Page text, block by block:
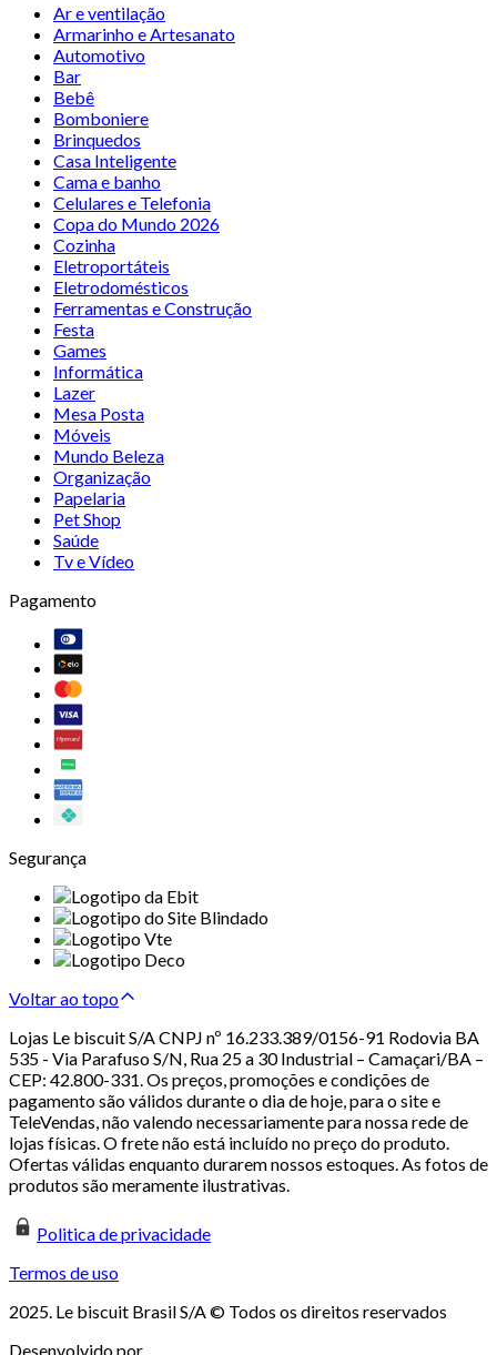
Ar e ventilação
Armarinho e Artesanato
Automotivo
Bar
Bebê
Bomboniere
Brinquedos
Casa Inteligente
Cama e banho
Celulares e Telefonia
Copa do Mundo 2026
Cozinha
Eletroportáteis
Eletrodomésticos
Ferramentas e Construção
Festa
Games
Informática
Lazer
Mesa Posta
Móveis
Mundo Beleza
Organização
Papelaria
Pet Shop
Saúde
Tv e Vídeo
Pagamento
Segurança
Voltar ao topo
Lojas Le biscuit S/A CNPJ nº 16.233.389/0156-91 Rodovia BA
535 - Via Parafuso S/N, Rua 25 a 30 Industrial – Camaçari/BA –
CEP: 42.800-331. Os preços, promoções e condições de
pagamento são válidos durante o dia de hoje, para o site e
TeleVendas, não valendo necessariamente para nossa rede de
lojas físicas. O frete não está incluído no preço do produto.
Ofertas válidas enquanto durarem nossos estoques. As fotos de
produtos são meramente ilustrativas.
Politica de privacidade
Termos de uso
2025. Le biscuit Brasil S/A © Todos os direitos reservados
Desenvolvido por